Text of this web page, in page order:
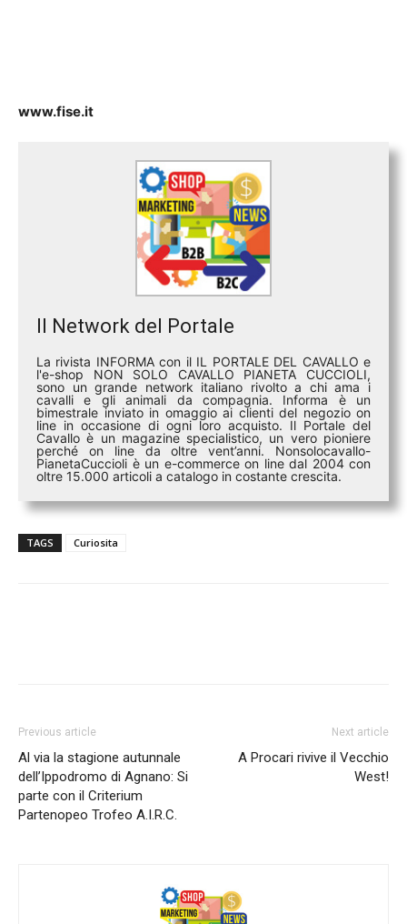
www.fise.it
Il Network del Portale
La rivista INFORMA con il IL PORTALE DEL CAVALLO e
l'e-shop NON SOLO CAVALLO PIANETA CUCCIOLI,
sono un grande network italiano rivolto a chi ama i
cavalli e gli animali da compagnia. Informa è un
bimestrale inviato in omaggio ai clienti del negozio on
line in occasione di ogni loro acquisto. Il Portale del
Cavallo è un magazine specialistico, un vero pioniere
perché on line da oltre vent’anni. Nonsolocavallo-
PianetaCuccioli è un e-commerce on line dal 2004 con
oltre 15.000 articoli a catalogo in costante crescita.
TAGS Curiosita
Previous article
Al via la stagione autunnale
dell’Ippodromo di Agnano: Si
parte con il Criterium
Partenopeo Trofeo A.I.R.C.
Next article
A Procari rivive il Vecchio
West!